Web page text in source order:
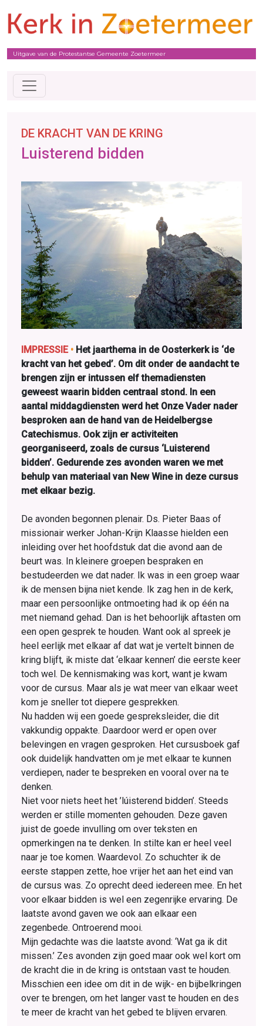
Uitgave van de Protestantse Gemeente Zoetermeer
DE KRACHT VAN DE KRING
Luisterend bidden
IMPRESSIE • Het jaarthema in de Oosterkerk is ‘de
kracht van het gebed’. Om dit onder de aandacht te
brengen zijn er intussen elf themadiensten
geweest waarin bidden centraal stond. In een
aantal middagdiensten werd het Onze Vader nader
besproken aan de hand van de Heidelbergse
Catechismus. Ook zijn er activiteiten
georganiseerd, zoals de cursus ‘Luisterend
bidden’. Gedurende zes avonden waren we met
behulp van materiaal van New Wine in deze cursus
met elkaar bezig.
De avonden begonnen plenair. Ds. Pieter Baas of
missionair werker Johan-Krijn Klaasse hielden een
inleiding over het hoofdstuk dat die avond aan de
beurt was. In kleinere groepen bespraken en
bestudeerden we dat nader. Ik was in een groep waar
ik de mensen bijna niet kende. Ik zag hen in de kerk,
maar een persoonlijke ontmoeting had ik op één na
met niemand gehad. Dan is het behoorlijk aftasten om
een open gesprek te houden. Want ook al spreek je
heel eerlijk met elkaar af dat wat je vertelt binnen de
kring blijft, ik miste dat ‘elkaar kennen’ die eerste keer
toch wel. De kennismaking was kort, want je kwam
voor de cursus. Maar als je wat meer van elkaar weet
kom je sneller tot diepere gesprekken.
Nu hadden wij een goede ge­spreks­leider, die dit
vakkundig oppakte. Daardoor werd er open over
belevingen en vragen gesproken. Het cursusboek gaf
ook duidelijk handvatten om je met elkaar te kunnen
verdiepen, nader te bespreken en vooral over na te
denken.
Niet voor niets heet het ’lúisterend bidden’. Steeds
werden er stille momenten gehouden. Deze gaven
juist de goede invulling om over teksten en
opmerkingen na te denken. In stilte kan er heel veel
naar je toe komen. Waardevol. Zo schuchter ik de
eerste stappen zette, hoe vrijer het aan het eind van
de cursus was. Zo oprecht deed iedereen mee. En het
voor elkaar bidden is wel een zegenrijke ervaring. De
laatste avond gaven we ook aan elkaar een
zegenbede. Ontroerend mooi.
Mijn gedachte was die laatste avond: ‘Wat ga ik dit
missen.’ Zes avonden zijn goed maar ook wel kort om
de kracht die in de kring is ontstaan vast te houden.
Misschien een idee om dit in de wijk- en bijbelkringen
over te brengen, om het langer vast te houden en des
te meer de kracht van het gebed te blijven ervaren.